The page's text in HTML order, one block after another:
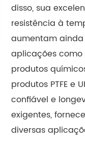
disso, sua
resistência à
aumentam
aplicações
produtos
produtos PTFE e
confiável e
exigentes,
diversas